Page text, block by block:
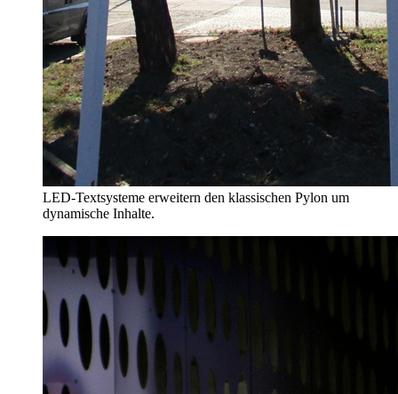
LED-Textsysteme erweitern den klassischen Pylon um
dynamische Inhalte.